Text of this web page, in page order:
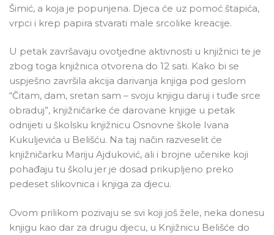
Šimić, a koja je popunjena. Djeca će uz pomoć štapića,
vrpci i krep papira stvarati male srcolike kreacije.
U petak završavaju ovotjedne aktivnosti u knjižnici te je
zbog toga knjižnica otvorena do 12 sati. Kako bi se
uspješno završila akcija darivanja knjiga pod geslom
“Čitam, dam, sretan sam – svoju knjigu daruj i tuđe srce
obraduj”, knjižničarke će darovane knjige u petak
odnijeti u školsku knjižnicu Osnovne škole Ivana
Kukuljevića u Belišću. Na taj način razveselit će
knjižničarku Mariju Ajduković, ali i brojne učenike koji
pohađaju tu školu jer je dosad prikupljeno preko
pedeset slikovnica i knjiga za djecu.
Ovom prilikom pozivaju se svi koji još žele, neka donesu
knjigu kao dar za drugu djecu, u Knjižnicu Belišće do